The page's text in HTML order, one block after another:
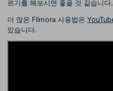
르기를 해보시면 좋을 것 같습니다.
더 많은 Filmora 사용법은
있습니다.